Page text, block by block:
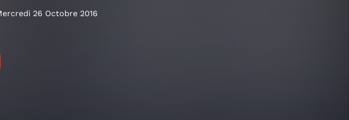
26 Octobre 2016